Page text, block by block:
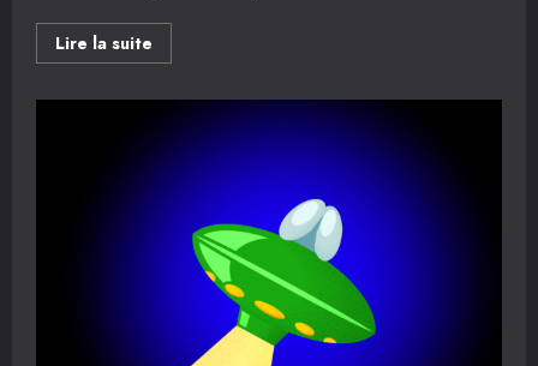
Lire la suite
savoir
Festival
ROCK
2026